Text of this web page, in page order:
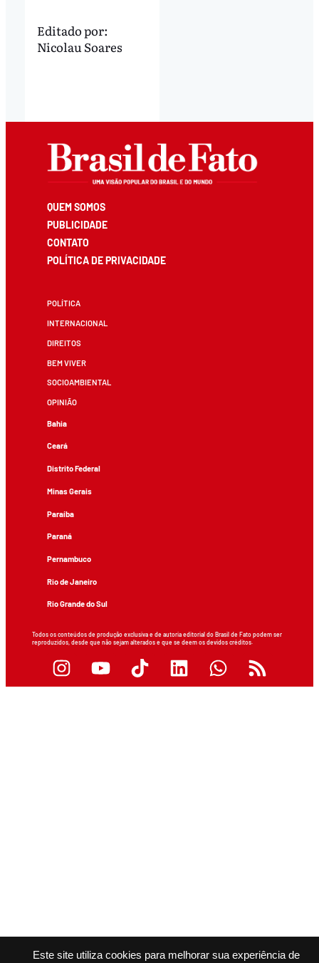
Este site utiliza cookies para melhorar sua experiência de
Editado por:
Nicolau Soares
QUEM SOMOS
PUBLICIDADE
CONTATO
POLÍTICA DE PRIVACIDADE
POLÍTICA
INTERNACIONAL
DIREITOS
BEM VIVER
SOCIOAMBIENTAL
OPINIÃO
Bahia
Ceará
Distrito Federal
Minas Gerais
Paraíba
Paraná
Pernambuco
Rio de Janeiro
Rio Grande do Sul
Todos os conteúdos de produção exclusiva e de autoria editorial do Brasil de Fato podem ser
reproduzidos, desde que não sejam alterados e que se deem os devidos créditos.